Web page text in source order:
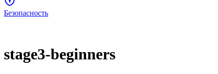
Безопасность
stage3-beginners